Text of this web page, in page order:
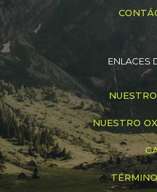
ENLACES
NUESTRO